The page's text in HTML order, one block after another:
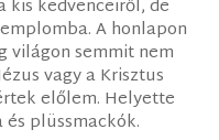
kis kedvenceiről, de
A honlapon
világon semmit nem
vagy a Krisztus
előlem. Helyette
plüssmackók.